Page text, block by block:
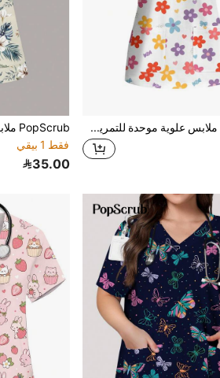
PopScrub ملابس علوية موحدة للتمريض بطباعة زهرية جرافيتي بسيطة وعفوية
فقط 1 بيقي
35.00